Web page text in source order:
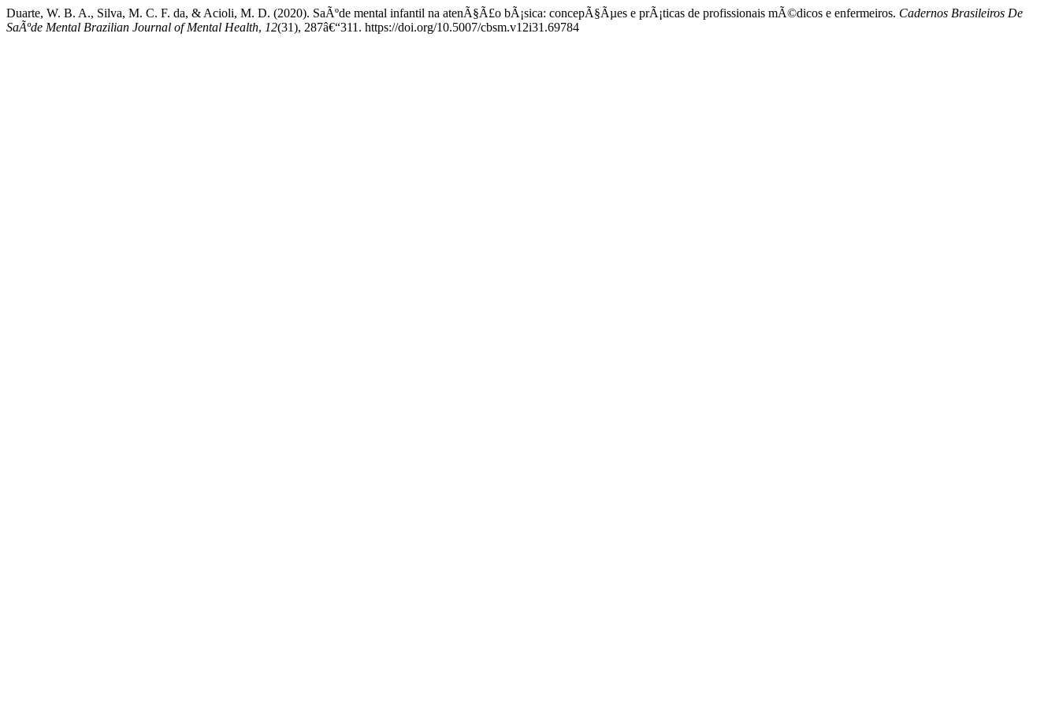
Duarte, W. B. A., Silva, M. C. F. da, & Acioli, M. D. (2020). SaÃºde mental infantil na atenÃ§Ã£o bÃ¡sica: concepÃ§Ãµes e prÃ¡ticas de profissionais mÃ©dicos e enfermeiros. Cadernos Brasileiros De
SaÃºde Mental Brazilian Journal of Mental Health, 12(31), 287â€“311. https://doi.org/10.5007/cbsm.v12i31.69784